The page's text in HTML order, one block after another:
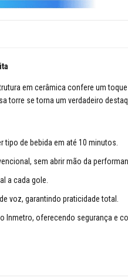
em cerâmica confere um
se torna um verdadeiro
de bebida em até 10 minutos.
sem abrir mão da
a cada gole.
voz, garantindo praticidade total.
oferecendo segurança e